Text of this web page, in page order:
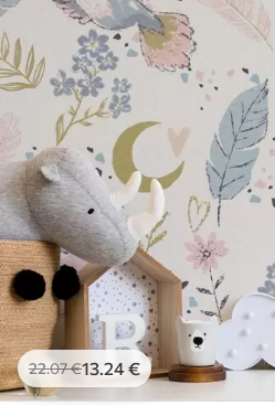
22.07€13.24€